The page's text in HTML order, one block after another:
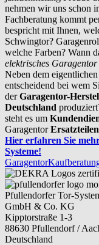
nehmen wir uns schon
Fachberatung kommt
bespricht mit Ihnen,
Schwingtor?
welche Farben? Wann
elektrisches
Neben dem
entscheidend bei wem
derGaragentor-
Deutschland
steht es um
GaragentorErsatzteilen
Hier erfahren Sie
Systeme!
Garagentor
Pfullendorfer Tor-
GmbH & Co. KG
Kipptorstraße 1-3
88630 Pfullendorf /
Deutschland